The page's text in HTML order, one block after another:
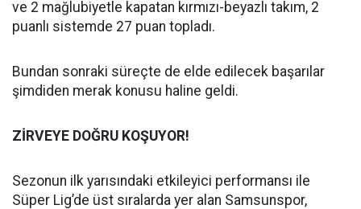
ve 2 mağlubiyetle kapatan kırmızı-beyazlı takım, 2
puanlı sistemde 27 puan topladı.
Bundan sonraki süreçte de elde edilecek başarılar
şimdiden merak konusu haline geldi.
ZİRVEYE DOĞRU KOŞUYOR!
Sezonun ilk yarısındaki etkileyici performansı ile
Süper Lig’de üst sıralarda yer alan Samsunspor,